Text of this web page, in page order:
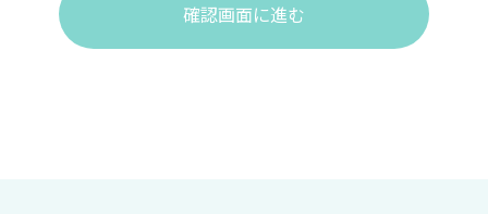
確認画面に進む